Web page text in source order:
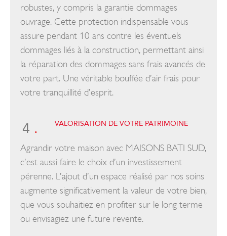
robustes, y compris la garantie dommages
ouvrage. Cette protection indispensable vous
assure pendant 10 ans contre les éventuels
dommages liés à la construction, permettant ainsi
la réparation des dommages sans frais avancés de
votre part. Une véritable bouffée d’air frais pour
votre tranquillité d’esprit.
4 . VALORISATION DE VOTRE PATRIMOINE
Agrandir votre maison avec MAISONS BATI SUD,
c’est aussi faire le choix d’un investissement
pérenne. L’ajout d’un espace réalisé par nos soins
augmente significativement la valeur de votre bien,
que vous souhaitiez en profiter sur le long terme
ou envisagiez une future revente.